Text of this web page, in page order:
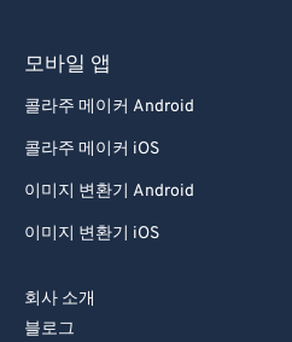
모바일 앱
콜라주 메이커 Android
콜라주 메이커 iOS
이미지 변환기 Android
이미지 변환기 iOS
회사 소개
블로그